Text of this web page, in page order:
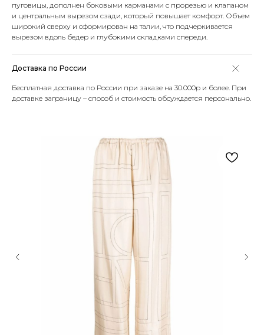
пуговицы, дополнен боковыми карманами с прорезью и клапаном
и центральным вырезом сзади, который повышает комфорт. Объем
широкий сверху и сформирован на талии, что подчеркивается
вырезом вдоль бедер и глубокими складками спереди.
Доставка по России
Бесплатная доставка по России при заказе на 30.000р и более. При
доставке заграницу – способ и стоимость обсуждается персонально.